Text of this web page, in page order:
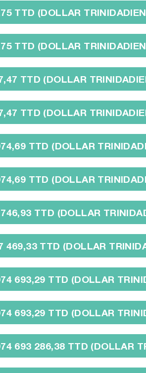
TTD (DOLLAR
TTD (DOLLAR
TTD (DOLLAR
TTD (DOLLAR
TTD (DOLLAR
TTD (DOLLAR
TTD (DOLLAR
469,33 TTD (DOLLAR
693,29 TTD (DOLLAR
693,29 TTD (DOLLAR
693 286,38 TTD (DOLLAR